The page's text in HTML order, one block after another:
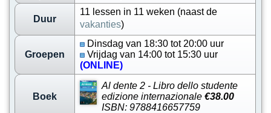
Duur
11 lessen in 11 weken (naast de
vakanties)
Groepen
Dinsdag van 18:30 tot 20:00 uur
Vrijdag van 14:00 tot 15:30 uur
(ONLINE)
Boek
Al dente 2 - Libro dello studente
edizione internazionale €38.00
ISBN: 9788416657759